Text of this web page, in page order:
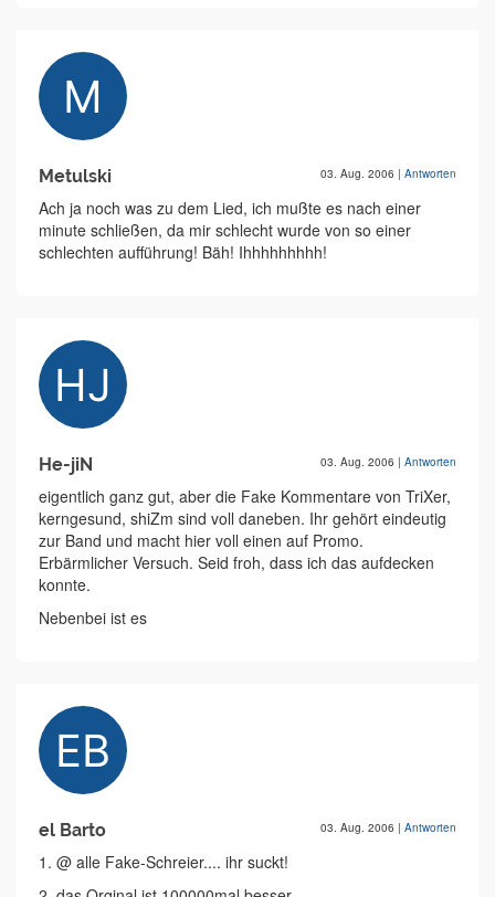
Metulski 03. Aug. 2006 | Antworten
Ach ja noch was zu dem Lied, ich mußte es nach einer
minute schließen, da mir schlecht wurde von so einer
schlechten aufführung! Bäh! Ihhhhhhhhh!
He-jiN 03. Aug. 2006 | Antworten
eigentlich ganz gut, aber die Fake Kommentare von TriXer,
kerngesund, shiZm sind voll daneben. Ihr gehört eindeutig
zur Band und macht hier voll einen auf Promo.
Erbärmlicher Versuch. Seid froh, dass ich das aufdecken
konnte.
Nebenbei ist es
el Barto 03. Aug. 2006 | Antworten
1. @ alle Fake-Schreier.... ihr suckt!